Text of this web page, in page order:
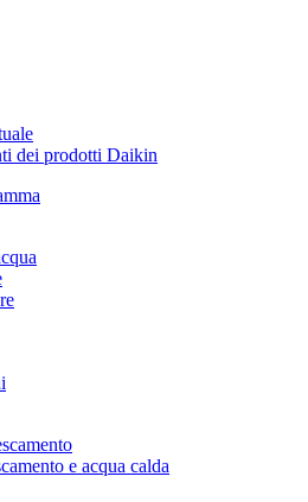
dei prodotti Daikin
e acqua calda